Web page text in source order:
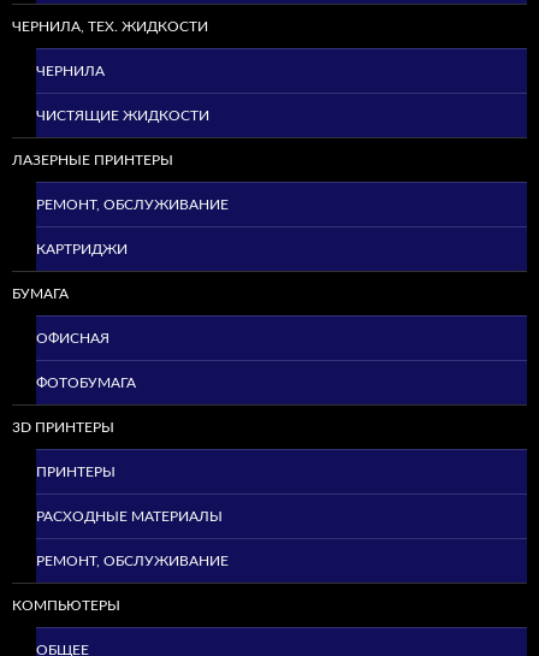
ЧЕРНИЛА, ТЕХ. ЖИДКОСТИ
ЧЕРНИЛА
ЧИСТЯЩИЕ ЖИДКОСТИ
ЛАЗЕРНЫЕ ПРИНТЕРЫ
РЕМОНТ, ОБСЛУЖИВАНИЕ
КАРТРИДЖИ
БУМАГА
ОФИСНАЯ
ФОТОБУМАГА
3D ПРИНТЕРЫ
ПРИНТЕРЫ
РАСХОДНЫЕ МАТЕРИАЛЫ
РЕМОНТ, ОБСЛУЖИВАНИЕ
КОМПЬЮТЕРЫ
ОБЩЕЕ